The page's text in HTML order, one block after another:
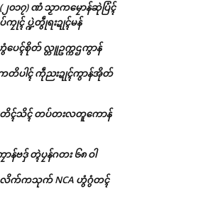
၂၀၁၇) ဏံ သၟာကမၠောန်ဆုဲပြံၚ်
ၚ် ပ္ဍဲတွဵုရးဍုၚ်မန်
ေၚ်စိုတ် လ္တူဥက္ကဌကွာန်
တိပါၚ် ကဵုညးဍုၚ်ကွာန်အိုတ်
ၚ်သိၚ် တပ်တးလတူကောန်
ဗဒှ် တ္ၚဲပၠန်ဂတး ၆၈ ဝါ
လိက်ကသုက် NCA ဟွံဂွံတၚ်